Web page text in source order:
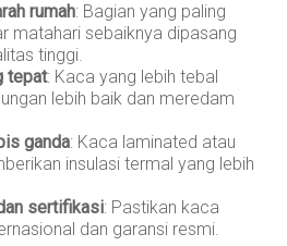
rumah: Bagian yang paling
matahari sebaiknya dipasang
tinggi.
tepat: Kaca yang lebih tebal
lebih baik dan meredam
ganda: Kaca laminated atau
insulasi termal yang lebih
sertifikasi: Pastikan kaca
dan garansi resmi.